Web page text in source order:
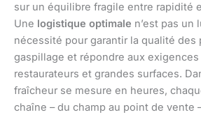
sur un équilibre fragile entre rapidité
Une logistique optimale n’est pas un
nécessité pour garantir la qualité des
gaspillage et répondre aux
restaurateurs et grandes surfaces.
fraîcheur se mesure en heures,
chaîne – du champ au point de vente